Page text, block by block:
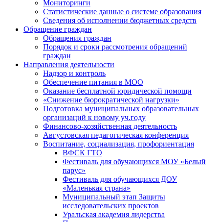
Мониторинги
Статистические данные о системе образования
Сведения об исполнении бюджетных средств
Обращение граждан
Обращения граждан
Порядок и сроки рассмотрения обращений
граждан
Направления деятельности
Надзор и контроль
Обеспечение питания в МОО
Оказание бесплатной юридической помощи
«Снижение бюрократической нагрузки»
Подготовка муниципальных образовательных
организаций к новому уч.году
Финансово-хозяйственная деятельность
Августовская педагогическая конференция
Воспитание, социализация, профориентация
ВФСК ГТО
Фестиваль для обучающихся МОУ «Белый
парус»
Фестиваль для обучающихся ДОУ
«Маленькая страна»
Муниципальный этап Защиты
исследовательских проектов
Уральская академия лидерства